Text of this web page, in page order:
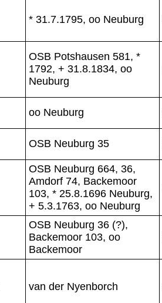
* 31.7.1795, oo Neuburg
OSB Potshausen 581, *
1792, + 31.8.1834, oo
Neuburg
oo Neuburg
OSB Neuburg 35
OSB Neuburg 664, 36,
Amdorf 74, Backemoor
103, * 25.8.1696 Neuburg,
+ 5.3.1763, oo Neuburg
OSB Neuburg 36 (?),
Backemoor 103, oo
Backemoor
van der Nyenborch